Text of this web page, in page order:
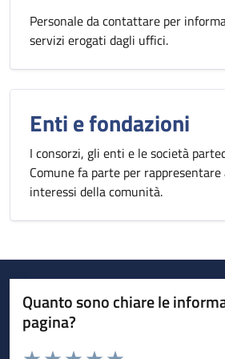
Personale da contattare per
servizi erogati dagli uffici.
Enti e fondazioni
I consorzi, gli enti e le società
Comune fa parte per
interessi della comunità.
Quanto sono chiare le
pagina?
Valuta da 1 a 5 stelle la pagina